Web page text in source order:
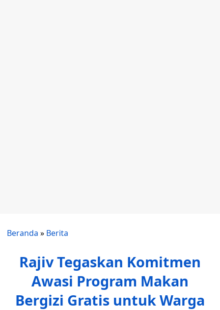
Beranda » Berita
Rajiv Tegaskan Komitmen
Awasi Program Makan
Bergizi Gratis untuk Warga